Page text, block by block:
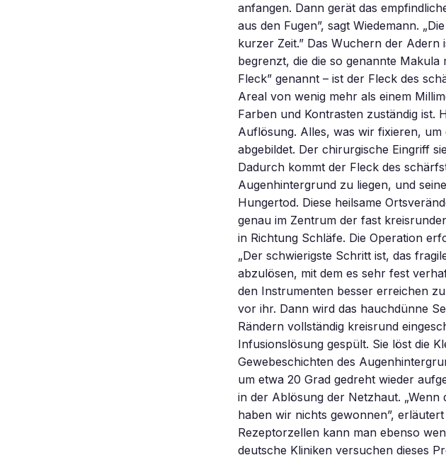
anfangen. Dann gerät das
aus den Fugen”, sagt Wiedemann.
kurzer Zeit.” Das Wuchern der Adern
begrenzt, die die so genannte
Fleck” genannt – ist der Fleck des
Areal von wenig mehr als einem
Farben und Kontrasten zuständig ist.
Auflösung. Alles, was wir fixieren,
abgebildet. Der chirurgische Eingriff
Dadurch kommt der Fleck des
Augenhintergrund zu liegen, und
Hungertod. Diese heilsame
genau im Zentrum der fast
in Richtung Schläfe. Die Operation
„Der schwierigste Schritt ist, das
abzulösen, mit dem es sehr fest
den Instrumenten besser erreichen
vor ihr. Dann wird das hauchdünne
Rändern vollständig kreisrund
Infusionslösung gespült. Sie löst die
Gewebeschichten des
um etwa 20 Grad gedreht wieder
in der Ablösung der Netzhaut.
haben wir nichts gewonnen”,
Rezeptorzellen kann man ebenso
deutsche Kliniken versuchen dieses